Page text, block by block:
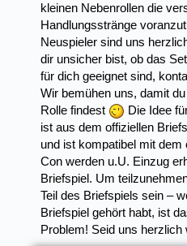
kleinen Nebenrollen die
Handlungsstränge
Neuspieler sind uns
dir unsicher bist, ob das
für dich geeignet sind,
Wir bemühen uns, damit
Rolle findest
Die Idee
ist aus dem offiziellen
und ist kompatibel mit dem
Con werden u.U. Einzug
Briefspiel. Um
Teil des Briefspiels sein –
Briefspiel gehört habt, ist
Problem! Seid uns herzlich